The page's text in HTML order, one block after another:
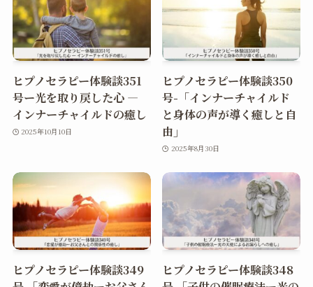
ヒプノセラピー体験談351
号ー光を取り戻した心 ―
インナーチャイルドの癒し
2025年10月10日
ヒプノセラピー体験談350
号-「インナーチャイルド
と身体の声が導く癒しと自
由」
2025年8月30日
ヒプノセラピー体験談349
ヒプノセラピー体験談348